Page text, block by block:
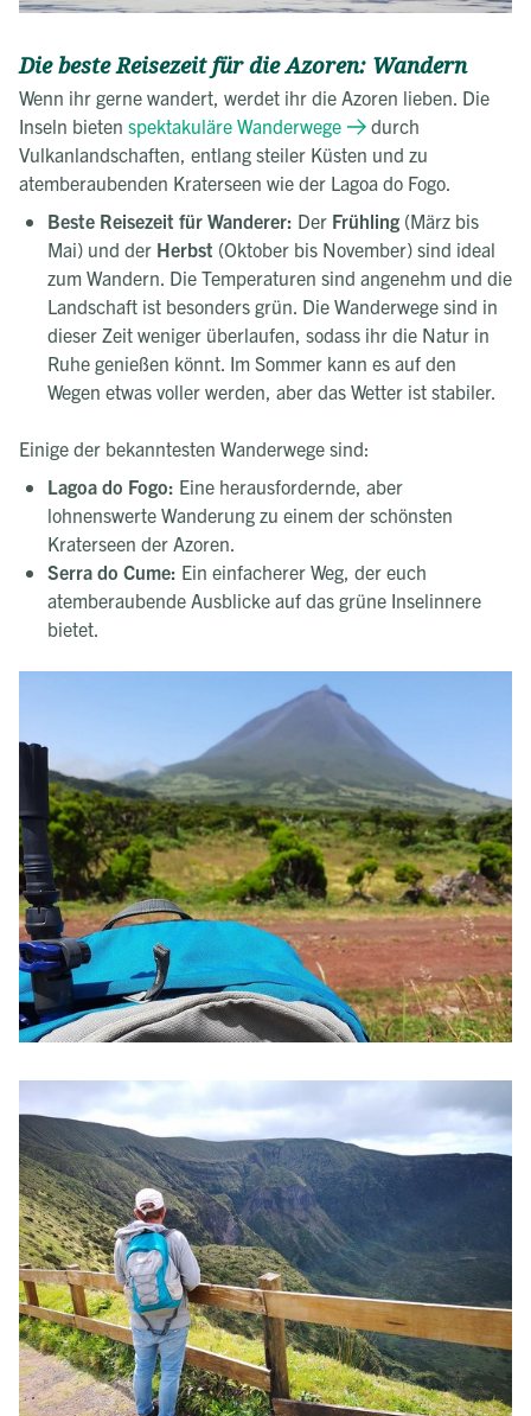
Die beste Reisezeit für die Azoren: Wandern
Wenn ihr gerne wandert, werdet ihr die Azoren lieben. Die
Inseln bieten spektakuläre Wanderwege
durch
Vulkanlandschaften, entlang steiler Küsten und zu
atemberaubenden Kraterseen wie der Lagoa do Fogo.
Beste Reisezeit für Wanderer: Der Frühling (März bis
Mai) und der Herbst (Oktober bis November) sind ideal
zum Wandern. Die Temperaturen sind angenehm und die
Landschaft ist besonders grün. Die Wanderwege sind in
dieser Zeit weniger überlaufen, sodass ihr die Natur in
Ruhe genießen könnt. Im Sommer kann es auf den
Wegen etwas voller werden, aber das Wetter ist stabiler.
Einige der bekanntesten Wanderwege sind:
Lagoa do Fogo: Eine herausfordernde, aber
lohnenswerte Wanderung zu einem der schönsten
Kraterseen der Azoren.
Serra do Cume: Ein einfacherer Weg, der euch
atemberaubende Ausblicke auf das grüne Inselinnere
bietet.